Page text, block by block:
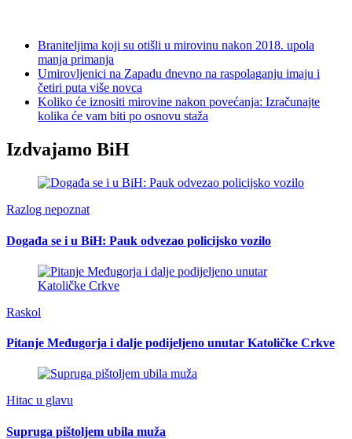
Braniteljima koji su otišli u mirovinu nakon 2018. upola
manja primanja
Umirovljenici na Zapadu dnevno na raspolaganju imaju i
četiri puta više novca
Koliko će iznositi mirovine nakon povećanja: Izračunajte
kolika će vam biti po osnovu staža
Izdvajamo BiH
Razlog nepoznat
Događa se i u BiH: Pauk odvezao policijsko vozilo
Raskol
Pitanje Međugorja i dalje podijeljeno unutar Katoličke Crkve
Hitac u glavu
Supruga pištoljem ubila muža